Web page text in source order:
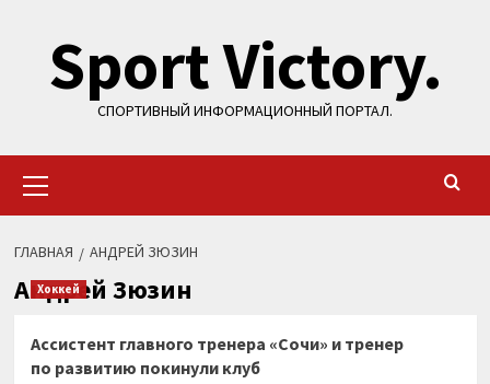
содержимому
Sport Victory.
СПОРТИВНЫЙ ИНФОРМАЦИОННЫЙ ПОРТАЛ.
меню
ГЛАВНАЯ АНДРЕЙ ЗЮЗИН
Андрей Зюзин
Хоккей
Ассистент главного тренера «Сочи» и тренер
по развитию покинули клуб